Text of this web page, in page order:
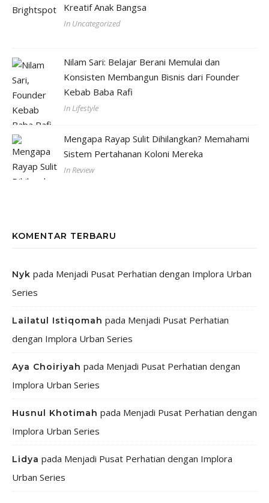
Kreatif Anak Bangsa
In Uncategorized
Nilam Sari: Belajar Berani Memulai dan
Konsisten Membangun Bisnis dari Founder
Kebab Baba Rafi
In Lifestyle
Mengapa Rayap Sulit Dihilangkan? Memahami
Sistem Pertahanan Koloni Mereka
In Review
KOMENTAR TERBARU
Nyk pada Menjadi Pusat Perhatian dengan Implora Urban
Series
Lailatul Istiqomah pada Menjadi Pusat Perhatian
dengan Implora Urban Series
Aya Choiriyah pada Menjadi Pusat Perhatian dengan
Implora Urban Series
Husnul Khotimah pada Menjadi Pusat Perhatian dengan
Implora Urban Series
Lidya pada Menjadi Pusat Perhatian dengan Implora
Urban Series